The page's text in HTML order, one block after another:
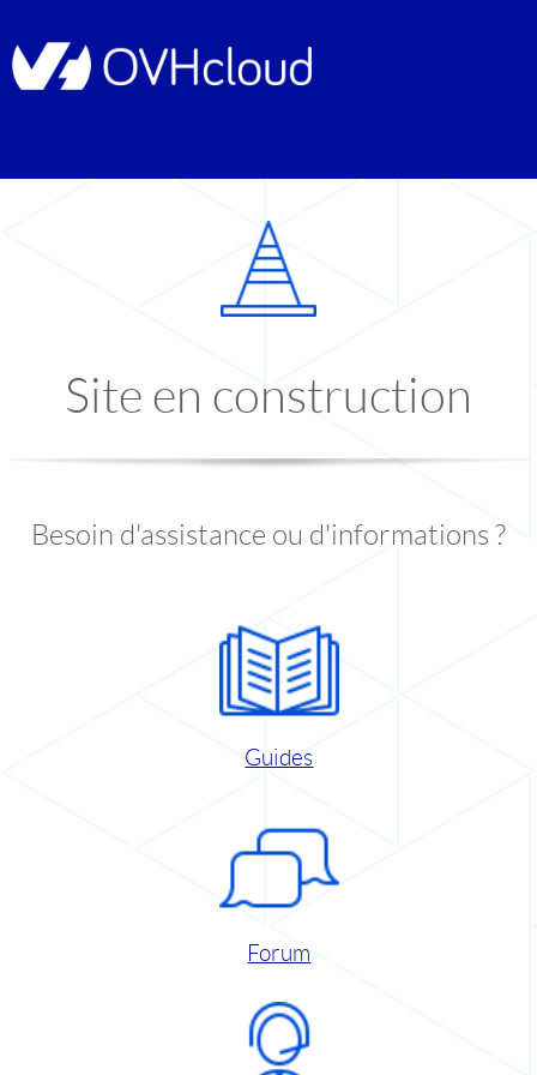
Site en construction
Besoin d'assistance ou d'informations ?
Guides
Forum